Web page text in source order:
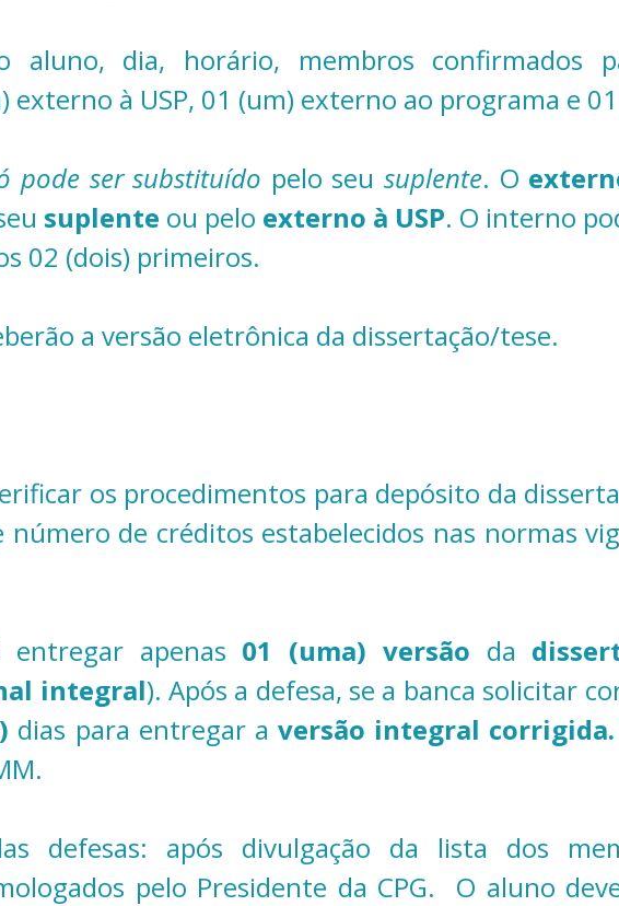
aluno, dia, horário, membros confirmados
externo à USP, 01 (um) externo ao programa e
pode ser substituído pelo seusuplente. O
suplente ou pelo externo à USP. O interno
02 (dois) primeiros.
a versão eletrônica da dissertação/tese.
os procedimentos para depósito da
de créditos estabelecidos nas normas
apenas 01 (uma) versão da
integral). Após a defesa, se a banca solicitar
dias para entregar a versão integral corrigida.
defesas: após divulgação da lista dos
pelo Presidente da CPG. O aluno